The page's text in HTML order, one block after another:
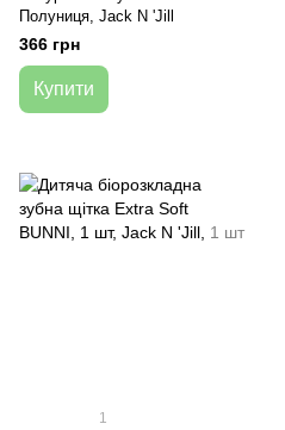
Полуниця, Jack N 'Jill
366 грн
Купити
1